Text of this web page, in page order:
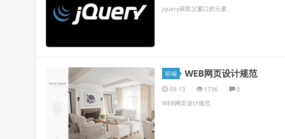
jquery获取父窗口的元素
前端 WEB网页设计规范
09-13 1736
0
WEB网页设计规范